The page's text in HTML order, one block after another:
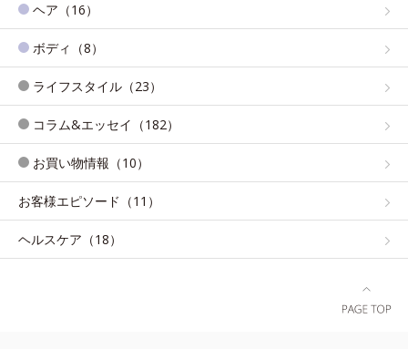
ヘア（16）
ボディ（8）
ライフスタイル（23）
コラム&エッセイ（182）
お買い物情報（10）
お客様エピソード（11）
ヘルスケア（18）